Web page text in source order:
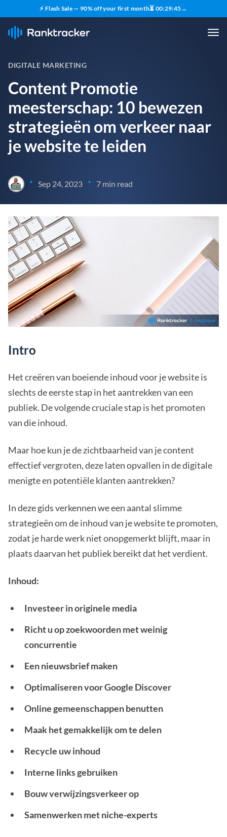
⚡ Flash Sale — 90% off your first month⏳ 00:29:44→
DIGITALE MARKETING
Content Promotie
meesterschap: 10 bewezen
strategieën om verkeer naar
je website te leiden
• Sep 24, 2023 • 7 min read
Intro
Het creëren van boeiende inhoud voor je website is
slechts de eerste stap in het aantrekken van een
publiek. De volgende cruciale stap is het promoten
van die inhoud.
Maar hoe kun je de zichtbaarheid van je content
effectief vergroten, deze laten opvallen in de digitale
menigte en potentiële klanten aantrekken?
In deze gids verkennen we een aantal slimme
strategieën om de inhoud van je website te promoten,
zodat je harde werk niet onopgemerkt blijft, maar in
plaats daarvan het publiek bereikt dat het verdient.
Inhoud:
Investeer in originele media
Richt u op zoekwoorden met weinig
concurrentie
Een nieuwsbrief maken
Optimaliseren voor Google Discover
Online gemeenschappen benutten
Maak het gemakkelijk om te delen
Recycle uw inhoud
Interne links gebruiken
Bouw verwijzingsverkeer op
Samenwerken met niche-experts